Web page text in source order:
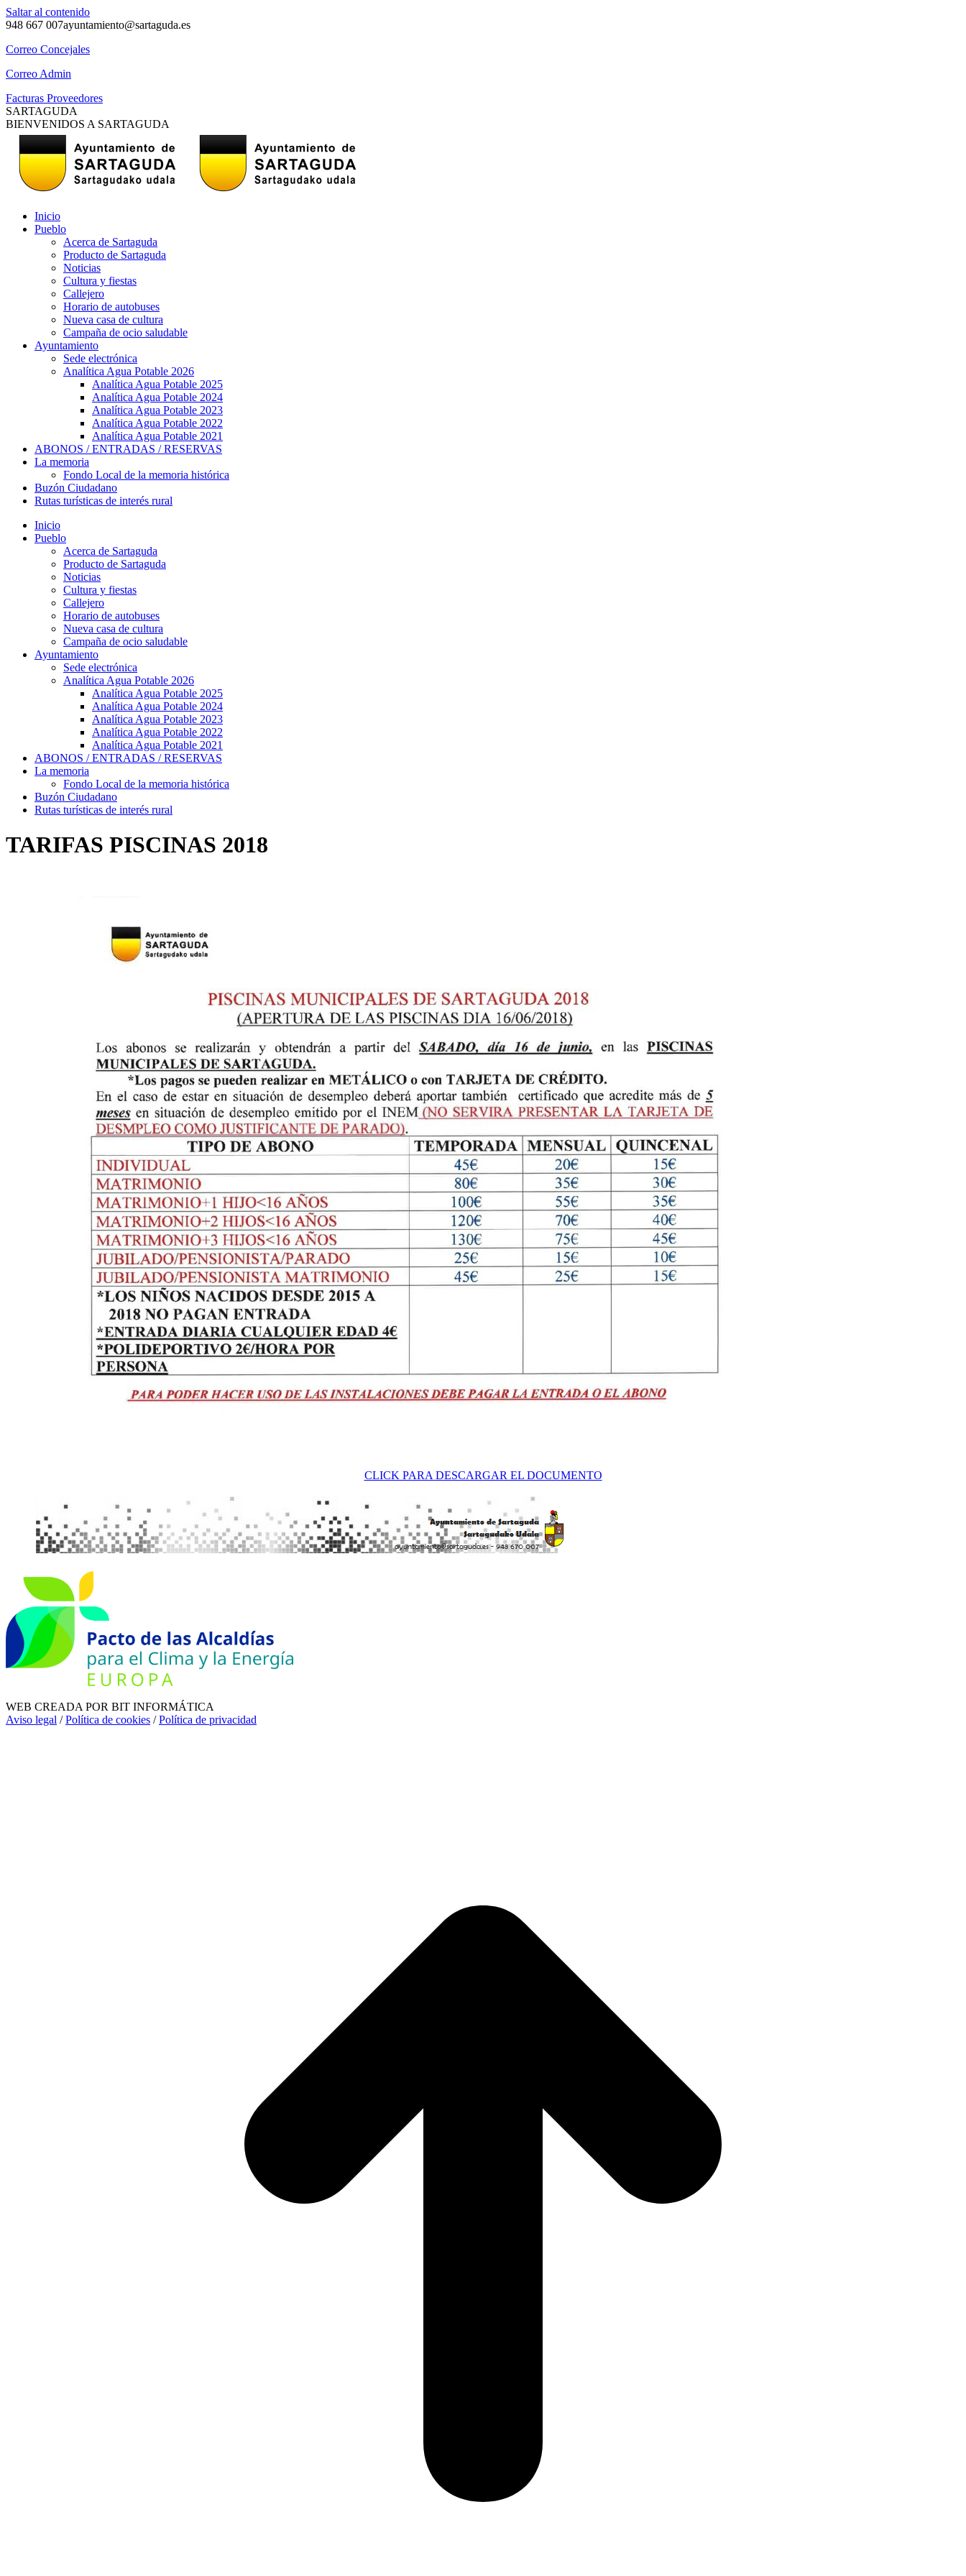
Saltar al contenido
948 667 007ayuntamiento@sartaguda.es
Correo Concejales
Correo Admin
Facturas Proveedores
SARTAGUDA
BIENVENIDOS A SARTAGUDA
Inicio
Pueblo
Acerca de Sartaguda
Producto de Sartaguda
Noticias
Cultura y fiestas
Callejero
Horario de autobuses
Nueva casa de cultura
Campaña de ocio saludable
Ayuntamiento
Sede electrónica
Analítica Agua Potable 2026
Analítica Agua Potable 2025
Analítica Agua Potable 2024
Analítica Agua Potable 2023
Analítica Agua Potable 2022
Analítica Agua Potable 2021
ABONOS / ENTRADAS / RESERVAS
La memoria
Fondo Local de la memoria histórica
Buzón Ciudadano
Rutas turísticas de interés rural
Inicio
Pueblo
Acerca de Sartaguda
Producto de Sartaguda
Noticias
Cultura y fiestas
Callejero
Horario de autobuses
Nueva casa de cultura
Campaña de ocio saludable
Ayuntamiento
Sede electrónica
Analítica Agua Potable 2026
Analítica Agua Potable 2025
Analítica Agua Potable 2024
Analítica Agua Potable 2023
Analítica Agua Potable 2022
Analítica Agua Potable 2021
ABONOS / ENTRADAS / RESERVAS
La memoria
Fondo Local de la memoria histórica
Buzón Ciudadano
Rutas turísticas de interés rural
TARIFAS PISCINAS 2018
CLICK PARA DESCARGAR EL DOCUMENTO
WEB CREADA POR BIT INFORMÁTICA
Aviso legal /Política de cookies /Política de privacidad